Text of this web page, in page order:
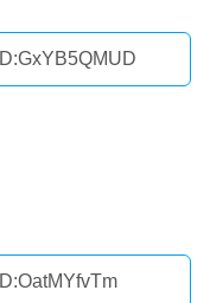
ID:GxYB5QMUD
ID:OatMYfvTm